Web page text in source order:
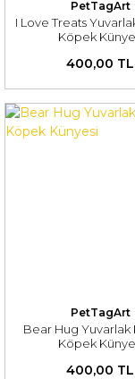
PetTagArt
I Love Treats
Köpek
400,00 TL
PetTagArt
Bear Hug Yuvarlak
Köpek
400,00 TL